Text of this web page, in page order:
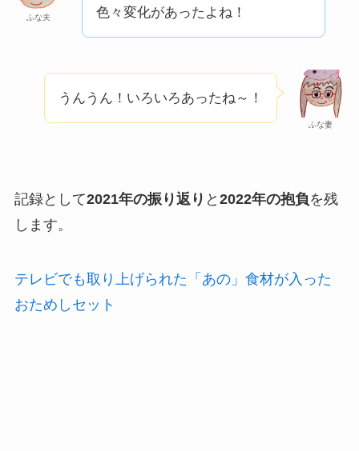
ふな夫
色々変化があったよね！
ふな妻
うんうん！いろいろあったね～！
記録として2021年の振り返り と 2022年の抱負 を残
します。
テレビでも取り上げられた「あの」食材が入った
おためしセット